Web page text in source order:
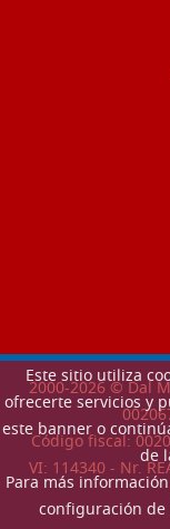
Este sitio utiliza
ofrecerte servicios y
este banner o
de
Para más
configuración
2000-2026© Dal
Código fiscal:
VI: 114340 - Nr.